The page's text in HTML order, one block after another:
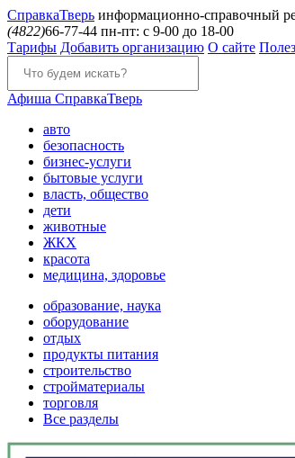
СправкаТверь информационно-справочный
(4822)66-77-44 пн-пт: с 9-00 до 18-00
Тарифы Добавить организацию О сайте
Афиша СправкаТверь
авто
безопасность
бизнес-услуги
бытовые услуги
власть, общество
дети
животные
ЖКХ
красота
медицина, здоровье
образование, наука
оборудование
отдых
продукты питания
строительство
стройматериалы
торговля
Все разделы